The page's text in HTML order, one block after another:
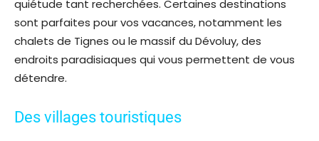
quiétude tant recherchées. Certaines destinations
sont parfaites pour vos vacances, notamment les
chalets de Tignes ou le massif du Dévoluy, des
endroits paradisiaques qui vous permettent de vous
détendre.
Des villages touristiques